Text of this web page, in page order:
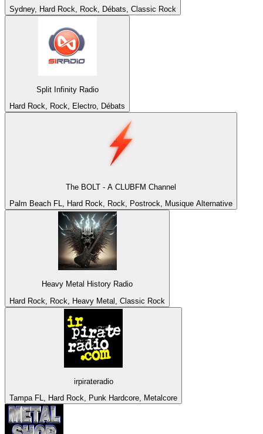
Sydney, Hard Rock, Rock, Débats, Classic Rock
Split Infinity Radio
Hard Rock, Rock, Electro, Débats
The BOLT - A CLUBFM Channel
Palm Beach FL, Hard Rock, Rock, Postrock, Musique Alternative
Heavy Metal History Radio
Hard Rock, Rock, Heavy Metal, Classic Rock
irpirateradio
Tampa FL, Hard Rock, Punk Hardcore, Metalcore